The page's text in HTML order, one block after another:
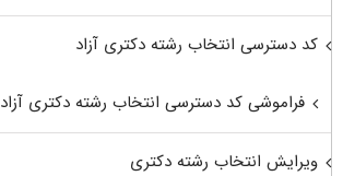
کد دسترسی انتخاب رشته دکتری آزاد
فراموشی کد دسترسی انتخاب رشته دکتری آزاد
ویرایش انتخاب رشته دکتری